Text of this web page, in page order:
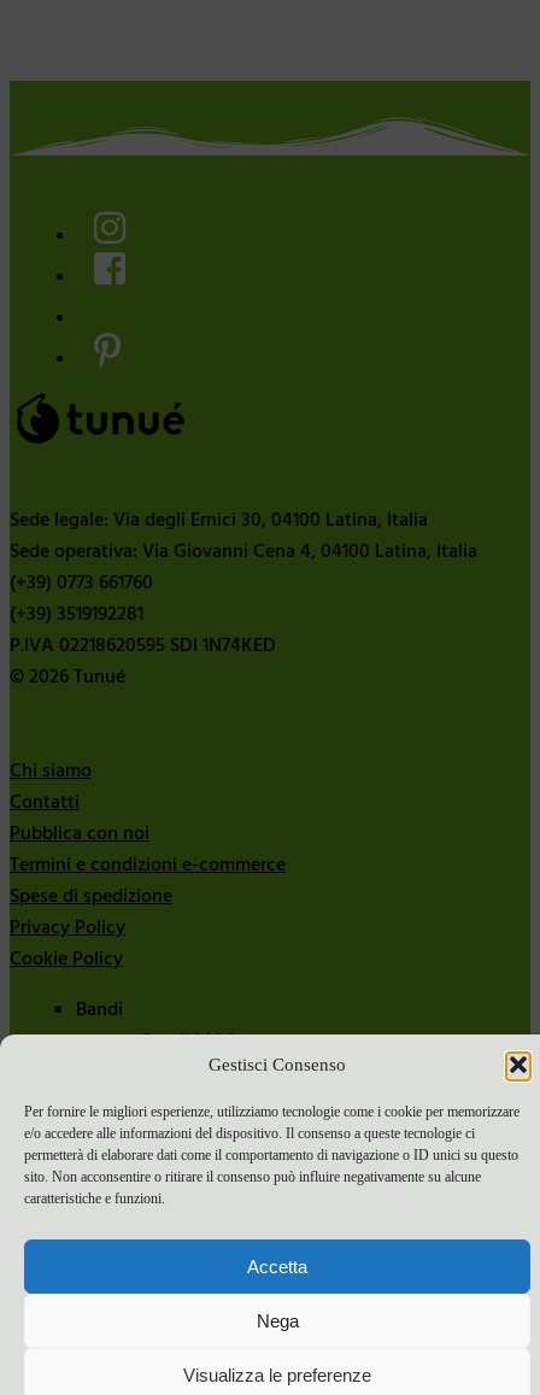
Gestisci Consenso
Per fornire le migliori esperienze, utilizziamo tecnologie come i cookie per memorizzare
e/o accedere alle informazioni del dispositivo. Il consenso a queste tecnologie ci
permetterà di elaborare dati come il comportamento di navigazione o ID unici su questo
sito. Non acconsentire o ritirare il consenso può influire negativamente su alcune
caratteristiche e funzioni.
Accetta
Nega
Visualizza le preferenze
Sede legale: Via degli Ernici 30, 04100 Latina, Italia
Sede operativa: Via Giovanni Cena 4, 04100 Latina, Italia
(+39) 0773 661760
(+39) 3519192281
P.IVA 02218620595 SDI 1N74KED
© 2026 Tunué
Chi siamo
Contatti
Pubblica con noi
Termini e condizioni e-commerce
Spese di spedizione
Privacy Policy
Cookie Policy
Bandi
Bandi 2024
Bandi 2025